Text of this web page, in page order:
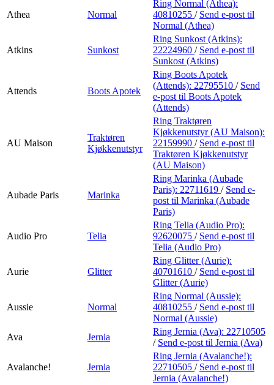
Athea Normal
Ring Normal (Athea):
40810255 / Send e-post til
Normal (Athea)
Atkins Sunkost
Ring Sunkost (Atkins):
22224960 / Send e-post til
Sunkost (Atkins)
Attends Boots Apotek
Ring Boots Apotek
(Attends): 22795510 / Send
e-post til Boots Apotek
(Attends)
AU Maison
Traktøren
Kjøkkenutstyr
Ring Traktøren
Kjøkkenutstyr (AU Maison):
22159990 / Send e-post til
Traktøren Kjøkkenutstyr
(AU Maison)
Aubade Paris Marinka
Ring Marinka (Aubade
Paris): 22711619 / Send e-
post til Marinka (Aubade
Paris)
Audio Pro Telia
Ring Telia (Audio Pro):
92620075 / Send e-post til
Telia (Audio Pro)
Aurie Glitter
Ring Glitter (Aurie):
40701610 / Send e-post til
Glitter (Aurie)
Aussie Normal
Ring Normal (Aussie):
40810255 / Send e-post til
Normal (Aussie)
Ava
Jernia
Ring Jernia (Ava): 22710505
/ Send e-post til Jernia (Ava)
Avalanche! Jernia
Ring Jernia (Avalanche!):
22710505 / Send e-post til
Jernia (Avalanche!)